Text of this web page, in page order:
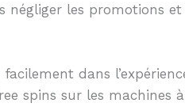
négliger les promotions
dans
spins sur les machines